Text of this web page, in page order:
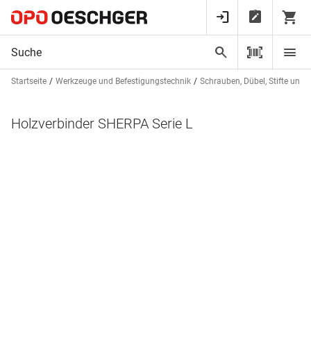
Startseite Werkzeuge und Befestigungstechnik Schrauben, Dübel, Stifte und
Holzverbinder SHERPA Serie L